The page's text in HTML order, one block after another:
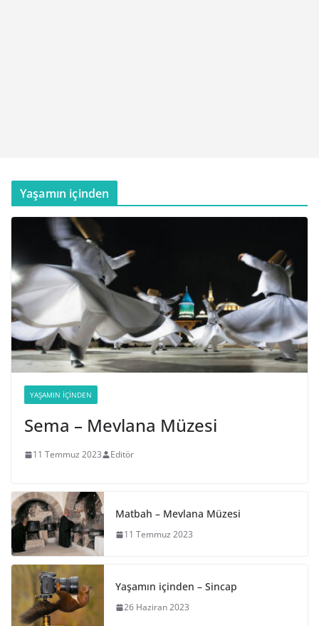
Yaşamın içinden
YAŞAMIN İÇINDEN
Sema – Mevlana Müzesi
11 Temmuz 2023 Editör
Matbah – Mevlana Müzesi
11 Temmuz 2023
Yaşamın içinden – Sincap
26 Haziran 2023